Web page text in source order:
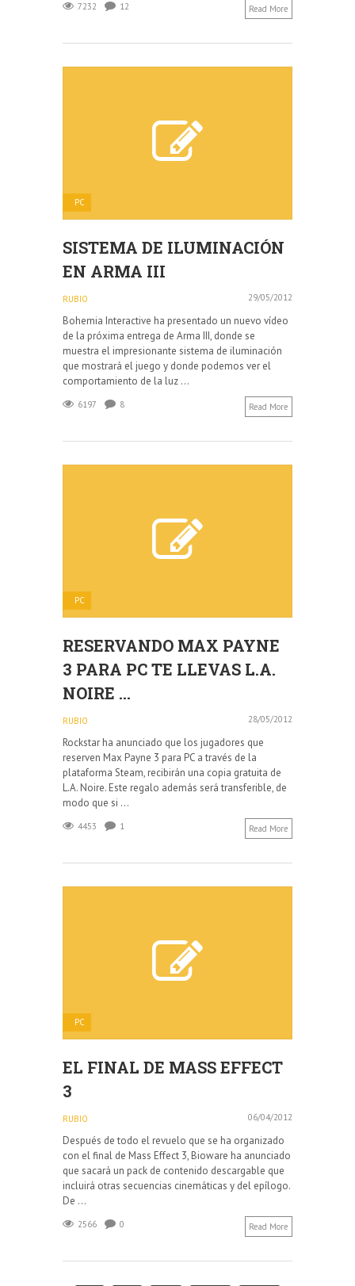
7232 12 Read More
PC
SISTEMA DE ILUMINACIÓN
EN ARMA III
RUBIO 29/05/2012
Bohemia Interactive ha presentado un nuevo vídeo
de la próxima entrega de Arma III, donde se
muestra el impresionante sistema de iluminación
que mostrará el juego y donde podemos ver el
comportamiento de la luz ...
6197 8 Read More
PC
RESERVANDO MAX PAYNE
3 PARA PC TE LLEVAS L.A.
NOIRE ...
RUBIO 28/05/2012
Rockstar ha anunciado que los jugadores que
reserven Max Payne 3 para PC a través de la
plataforma Steam, recibirán una copia gratuita de
L.A. Noire. Este regalo además será transferible, de
modo que si ...
4453 1 Read More
PC
EL FINAL DE MASS EFFECT
3
RUBIO 06/04/2012
Después de todo el revuelo que se ha organizado
con el final de Mass Effect 3, Bioware ha anunciado
que sacará un pack de contenido descargable que
incluirá otras secuencias cinemáticas y del epílogo.
De ...
2566 0 Read More